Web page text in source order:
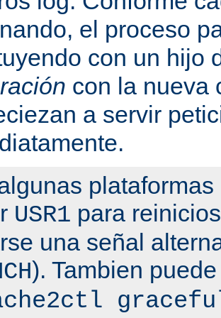
el proceso
con un hijo
con la nueva
a servir
USR1 para
una señal
). Tambien